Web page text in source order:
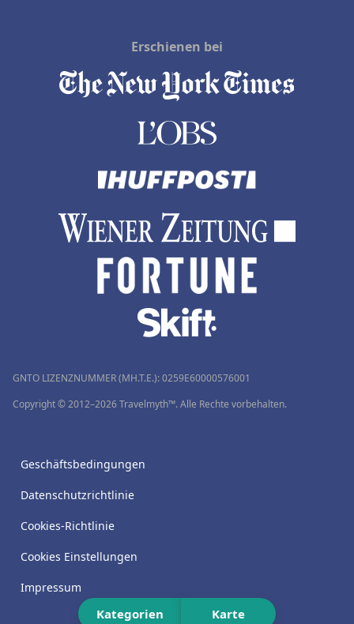
Kategorien Karte
Erschienen bei
GNTO LIZENZNUMMER (MH.T.E.): 0259Ε60000576001
Copyright © 2012–2026 Travelmyth™. Alle Rechte vorbehalten.
Geschäftsbedingungen
Datenschutzrichtlinie
Cookies-Richtlinie
Cookies Einstellungen
Impressum